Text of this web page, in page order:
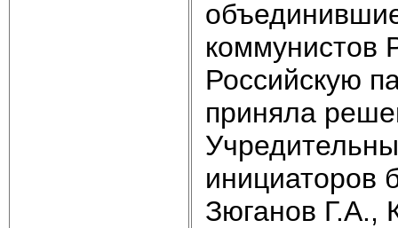
коммунистов
Российскую
приняла
Зюганов Г.А.,